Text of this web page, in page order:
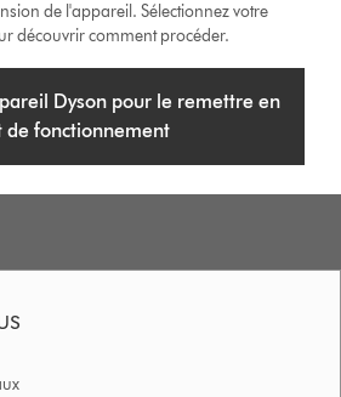
de l'appareil. Sélectionnez votre
découvrir comment procéder.
Dyson pour le remettre en
de fonctionnement